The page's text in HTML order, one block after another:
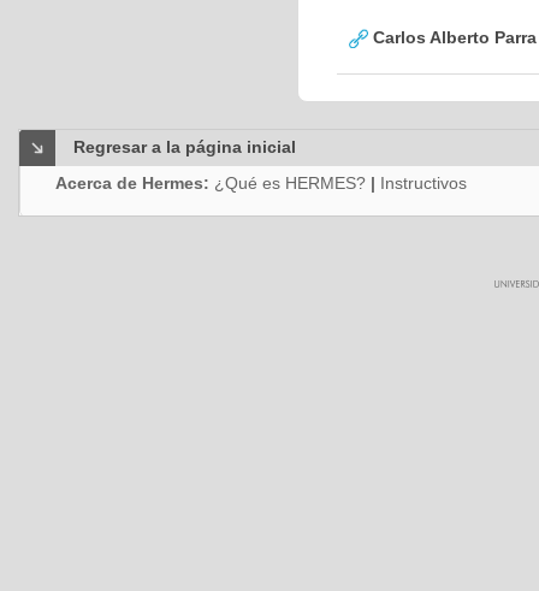
Carlos Alberto
Regresar a la página inicial
Acerca de Hermes: ¿Qué es HERMES? | Instructivos